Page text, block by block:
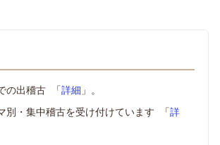
の出稽古 「詳細 」。
別・集中稽古を受け付けています 「詳